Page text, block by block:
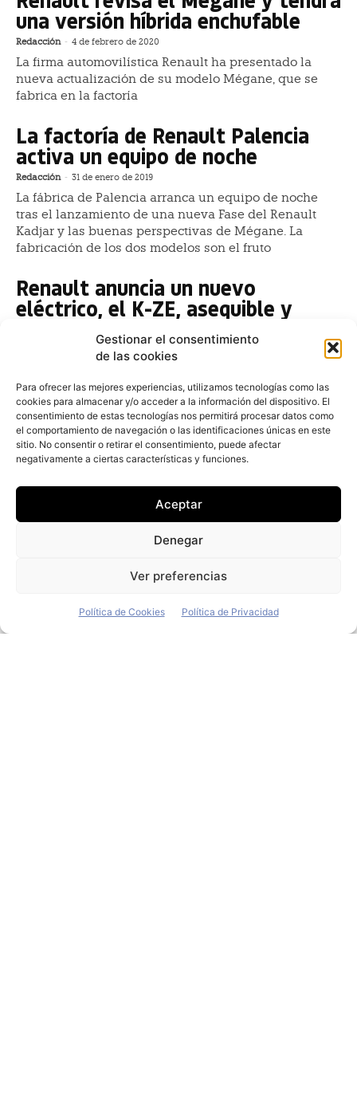
Gestionar el consentimiento
de las cookies
Para ofrecer las mejores experiencias, utilizamos tecnologías como las
cookies para almacenar y/o acceder a la información del dispositivo. El
consentimiento de estas tecnologías nos permitirá procesar datos como
el comportamiento de navegación o las identificaciones únicas en este
sitio. No consentir o retirar el consentimiento, puede afectar
negativamente a ciertas características y funciones.
Aceptar
Denegar
Ver preferencias
Política de Cookies Política de Privacidad
una versión híbrida enchufable
Redacción - 4 de febrero de 2020
La firma automovilística Renault ha presentado la
nueva actualización de su modelo Mégane, que se
fabrica en la factoría
La factoría de Renault Palencia
activa un equipo de noche
Redacción - 31 de enero de 2019
La fábrica de Palencia arranca un equipo de noche
tras el lanzamiento de una nueva Fase del Renault
Kadjar y las buenas perspectivas de Mégane. La
fabricación de los dos modelos son el fruto
Renault anuncia un nuevo
eléctrico, el K-ZE, asequible y
clave para la expansión
internacional del Grupo
Renault ha desvelado el K-ZE, un nuevo vehículo
eléctrico del segmento A, inspirado en el estilo de los
SUV y dotado de una
Renault cierra una flota de 750
vehículos con Banco Santander
17 de noviembre de 2017
El fabricante de automóviles Renault ha firmado una
flota de 750 automóviles con la entidad financiera